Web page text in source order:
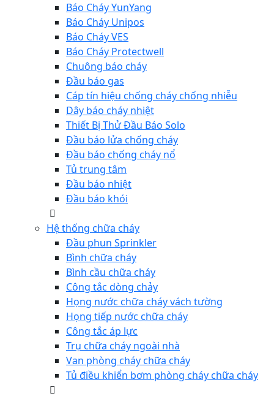
Báo Cháy YunYang
Báo Cháy Unipos
Báo Cháy VES
Báo Cháy Protectwell
Chuông báo cháy
Đầu báo gas
Cáp tín hiệu chống cháy chống nhiễu
Dây báo cháy nhiệt
Thiết Bị Thử Đầu Báo Solo
Đầu báo lửa chống cháy
Đầu báo chống cháy nổ
Tủ trung tâm
Đầu báo nhiệt
Đầu báo khói
Hệ thống chữa cháy
Đầu phun Sprinkler
Bình chữa cháy
Bình cầu chữa cháy
Công tắc dòng chảy
Họng nước chữa cháy vách tường
Họng tiếp nước chữa cháy
Công tắc áp lực
Trụ chữa cháy ngoài nhà
Van phòng cháy chữa cháy
Tủ điều khiển bơm phòng cháy chữa cháy